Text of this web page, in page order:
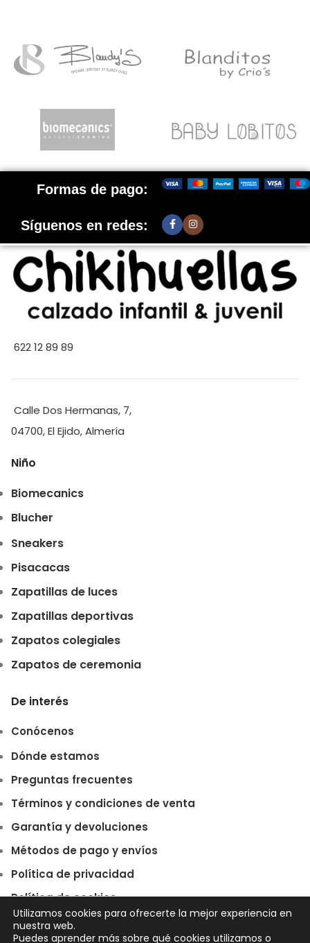
Formas de pago:
Síguenos en redes:
622 12 89 89
Calle Dos Hermanas, 7,
04700, El Ejido, Almería
Niño
Biomecanics
Blucher
Sneakers
Pisacacas
Zapatillas de luces
Zapatillas deportivas
Zapatos colegiales
Zapatos de ceremonia
De interés
Conócenos
Dónde estamos
Preguntas frecuentes
Términos y condiciones de venta
Garantía y devoluciones
Métodos de pago y envíos
Política de privacidad
Política de cookies
Utilizamos cookies para ofrecerte la mejor experiencia en
nuestra web.
Puedes aprender más sobre qué cookies utilizamos o